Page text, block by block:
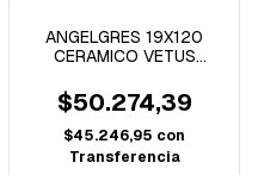
ANGELGRES 19X120
CERAMICO VETUS
$50.274,39
$45.246,95 con
Transferencia